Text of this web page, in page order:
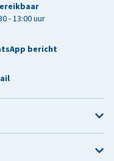
- 13:00 uur
bericht